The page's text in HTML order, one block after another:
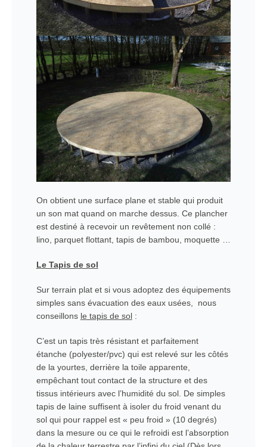
On obtient une surface plane et stable qui produit
un son mat quand on marche dessus. Ce plancher
est destiné à recevoir un revêtement non collé :
lino, parquet flottant, tapis de bambou, moquette …
Le Tapis de sol
Sur terrain plat et si vous adoptez des équipements
simples sans évacuation des eaux usées, nous
conseillons le tapis de sol:
C’est un tapis très résistant et parfaitement
étanche (polyester/pvc) qui est relevé sur les côtés
de la yourtes, derrière la toile apparente,
empêchant tout contact de la structure et des
tissus intérieurs avec l’humidité du sol. De simples
tapis de laine suffisent à isoler du froid venant du
sol qui pour rappel est « peu froid » (10 degrés)
dans la mesure ou ce qui le refroidi est l’absorption